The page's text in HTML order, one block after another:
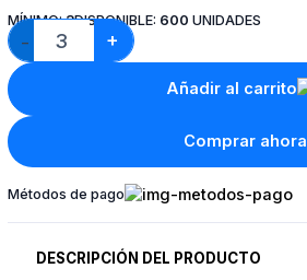
MÍNIMO:3DISPONIBLE: 600 UNIDADES
− +
Añadir al carrito
Comprar ahora
Métodos de pago
DESCRIPCIÓN DEL PRODUCTO